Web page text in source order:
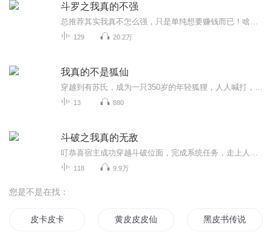
斗罗之我真的不强
129 20.2万
我真的不是狐仙
13 880
斗破之我真的无敌
118 9.9万
您是不是在找：
皮卡皮卡 黄皮皮皮仙 黑皮书传说